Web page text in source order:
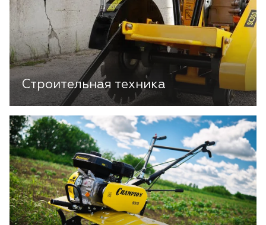
Строительная техника